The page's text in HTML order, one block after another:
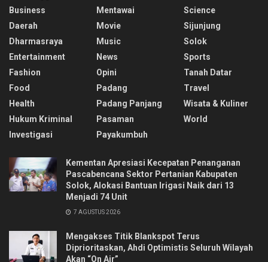
Business
Daerah
Dharmasraya
Entertainment
Fashion
Food
Health
Hukum Kriminal
Investigasi
Mentawai
Movie
Music
News
Opini
Padang
Padang Panjang
Pasaman
Payakumbuh
Science
Sijunjung
Solok
Sports
Tanah Datar
Travel
Wisata & Kuliner
World
Kementan Apresiasi Kecepatan Penanganan
Pascabencana Sektor Pertanian Kabupaten
Solok, Alokasi Bantuan Irigasi Naik dari 13
Menjadi 74 Unit
7 AGUSTUS 2026
Mengakses Titik Blankspot Terus
Diprioritaskan, Ahdi Optimistis Seluruh Wilayah
Akan “On Air”